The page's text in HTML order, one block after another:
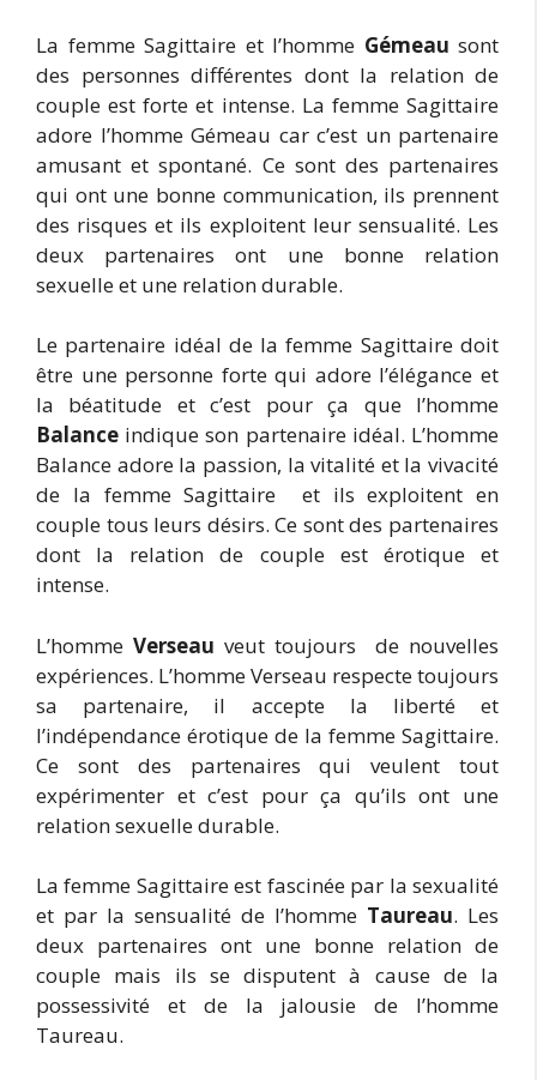
La femme Sagittaire et l’homme Gémeau sont
des personnes différentes dont la relation de
couple est forte et intense. La femme Sagittaire
adore l’homme Gémeau car c’est un partenaire
amusant et spontané. Ce sont des partenaires
qui ont une bonne communication, ils prennent
des risques et ils exploitent leur sensualité. Les
deux partenaires ont une bonne relation
sexuelle et une relation durable.
Le partenaire idéal de la femme Sagittaire doit
être une personne forte qui adore l’élégance et
la béatitude et c’est pour ça que l’homme
Balance indique son partenaire idéal. L’homme
Balance adore la passion, la vitalité et la vivacité
de la femme Sagittaire et ils exploitent en
couple tous leurs désirs. Ce sont des partenaires
dont la relation de couple est érotique et
intense.
L’homme Verseau veut toujours de nouvelles
expériences. L’homme Verseau respecte toujours
sa partenaire, il accepte la liberté et
l’indépendance érotique de la femme Sagittaire.
Ce sont des partenaires qui veulent tout
expérimenter et c’est pour ça qu’ils ont une
relation sexuelle durable.
La femme Sagittaire est fascinée par la sexualité
et par la sensualité de l’homme Taureau. Les
deux partenaires ont une bonne relation de
couple mais ils se disputent à cause de la
possessivité et de la jalousie de l’homme
Taureau.